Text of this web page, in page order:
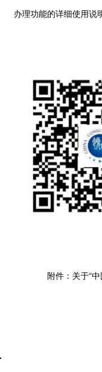
办理功能的详细使用说
附件：关于“中国